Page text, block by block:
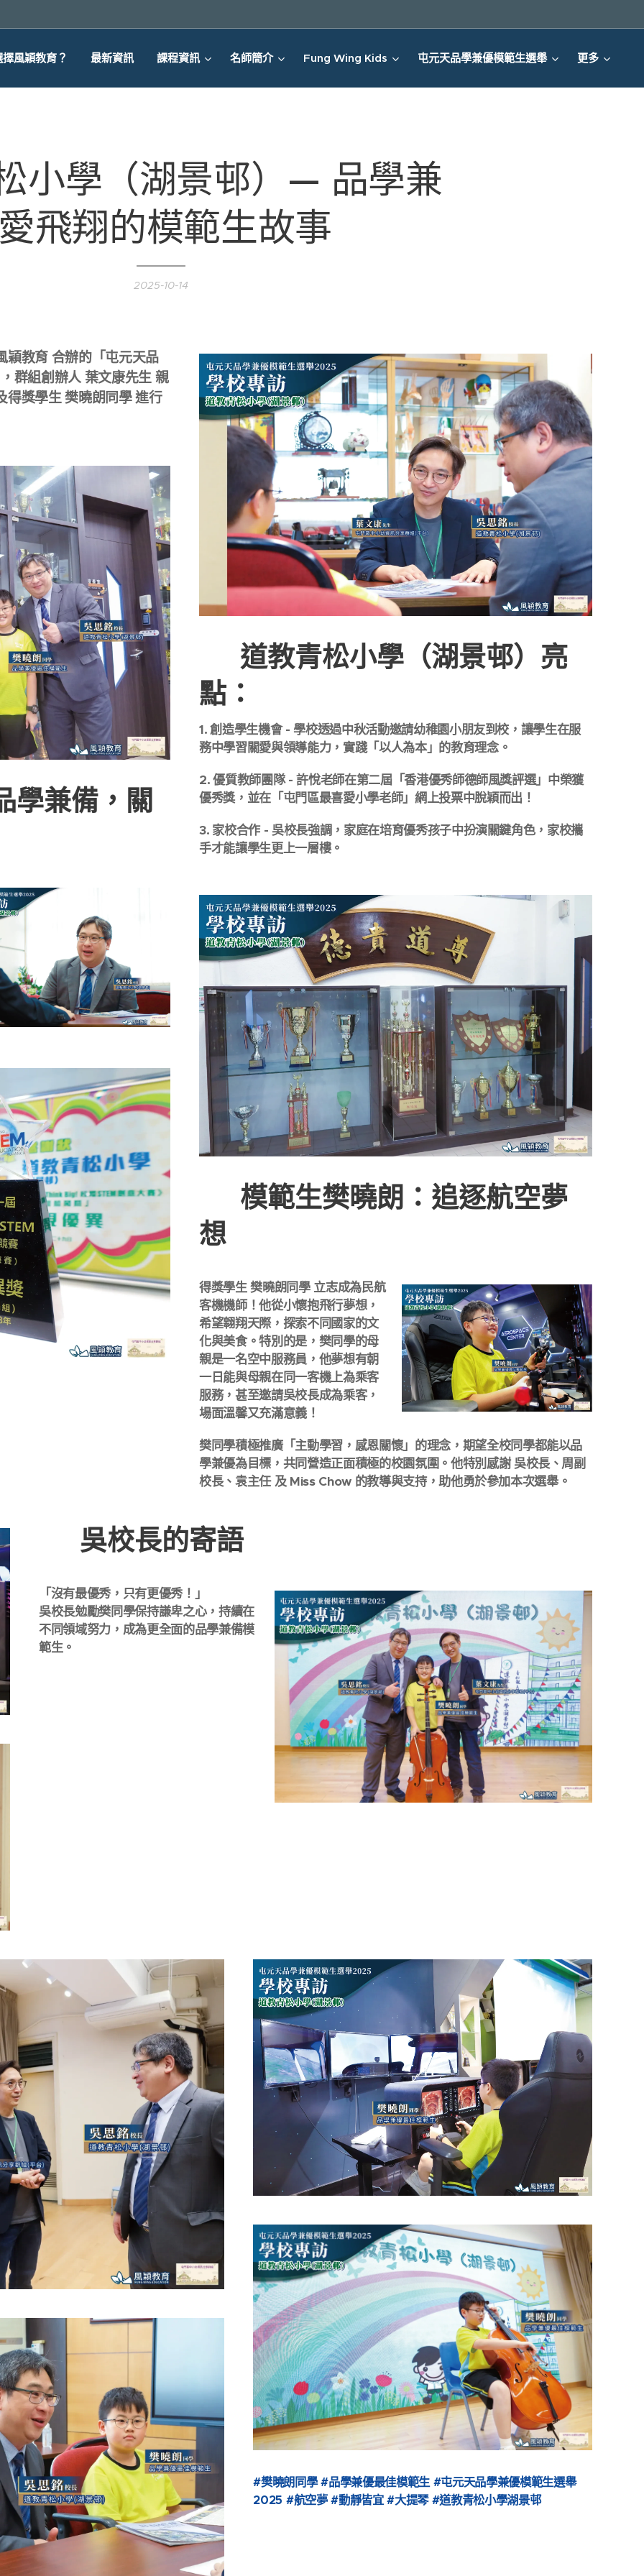
風穎教育？ 最新資訊 課程資訊 名師簡介 Fung Wing Kids 屯元天品學兼優模範生選舉 更多
小學（湖景邨）— 品學兼
飛翔的模範生故事 🌟✈️
2025-10-14
穎教育 合辦的「屯元天品
群組創辦人 葉文康先生 親
得獎學生 樊曉朗同學 進行
學兼備，關
🏫 道教青松小學（湖景邨）亮
點：
1.⁠ ⁠創造學生機會 - 學校透過中秋活動邀請幼稚園小朋友到校，讓學生在服
務中學習關愛與領導能力，實踐「以人為本」的教育理念。
2.⁠ ⁠優質教師團隊 - 許悅老師在第二屆「香港優秀師德師風獎評選」中榮獲
優秀獎，並在「屯門區最喜愛小學老師」網上投票中脫穎而出！
3.⁠ ⁠家校合作 - 吳校長強調，家庭在培育優秀孩子中扮演關鍵角色，家校攜
手才能讓學生更上一層樓。
✈️ 模範生樊曉朗：追逐航空夢
想
得獎學生 樊曉朗同學 立志成為民航
客機機師！他從小懷抱飛行夢想，
希望翱翔天際，探索不同國家的文
化與美食。特別的是，樊同學的母
親是一名空中服務員，他夢想有朝
一日能與母親在同一客機上為乘客
服務，甚至邀請吳校長成為乘客，
場面溫馨又充滿意義！😊
樊同學積極推廣「主動學習，感恩關懷」的理念，期望全校同學都能以品
學兼優為目標，共同營造正面積極的校園氛圍。他特別感謝 吳校長、周副
校長、袁主任 及 Miss Chow 的教導與支持，助他勇於參加本次選舉。
💬 吳校長的寄語
「沒有最優秀，只有更優秀！」
吳校長勉勵樊同學保持謙卑之心，持續在
不同領域努力，成為更全面的品學兼備模
範生。
#樊曉朗同學 #品學兼優最佳模範生 #屯元天品學兼優模範生選舉
2025 #航空夢 #動靜皆宜 #大提琴 #道教青松小學湖景邨